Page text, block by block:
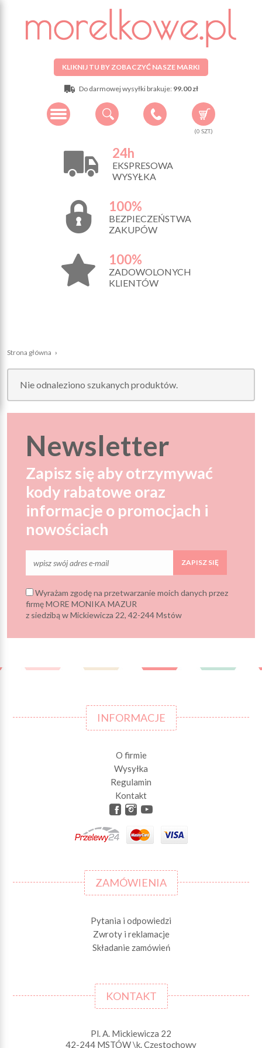
KLIKNIJ TU BY ZOBACZYĆ NASZE MARKI
Do darmowej wysyłki brakuje: 99.00 zł
(0 SZT.)
24h
EKSPRESOWA
WYSYŁKA
100%
BEZPIECZEŃSTWA
ZAKUPÓW
100%
ZADOWOLONYCH
KLIENTÓW
Strona główna ›
Nie odnaleziono szukanych produktów.
Newsletter
Zapisz się aby otrzymywać
kody rabatowe oraz
informacje o promocjach i
nowościach
ZAPISZ SIĘ
Wyrażam zgodę na przetwarzanie moich danych przez
firmę MORE MONIKA MAZUR
z siedzibą w Mickiewicza 22, 42-244 Mstów
INFORMACJE
O firmie
Wysyłka
Regulamin
Kontakt
ZAMÓWIENIA
Pytania i odpowiedzi
Zwroty i reklamacje
Składanie zamówień
KONTAKT
Pl. A. Mickiewicza 22
42-244 MSTÓW \k. Częstochowy